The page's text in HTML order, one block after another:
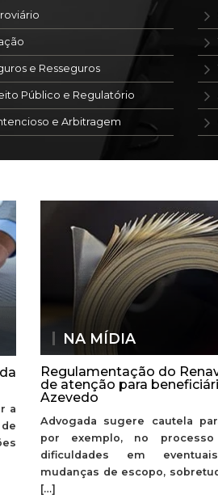
e Resseguros
Público e Regulatório
e Arbitragem
a
NA MÍDIA
Regulamentação do
de atenção para
Azevedo
Advogada sugere cautela
por exemplo, no
dificuldades em
mudanças de escopo,
[…]